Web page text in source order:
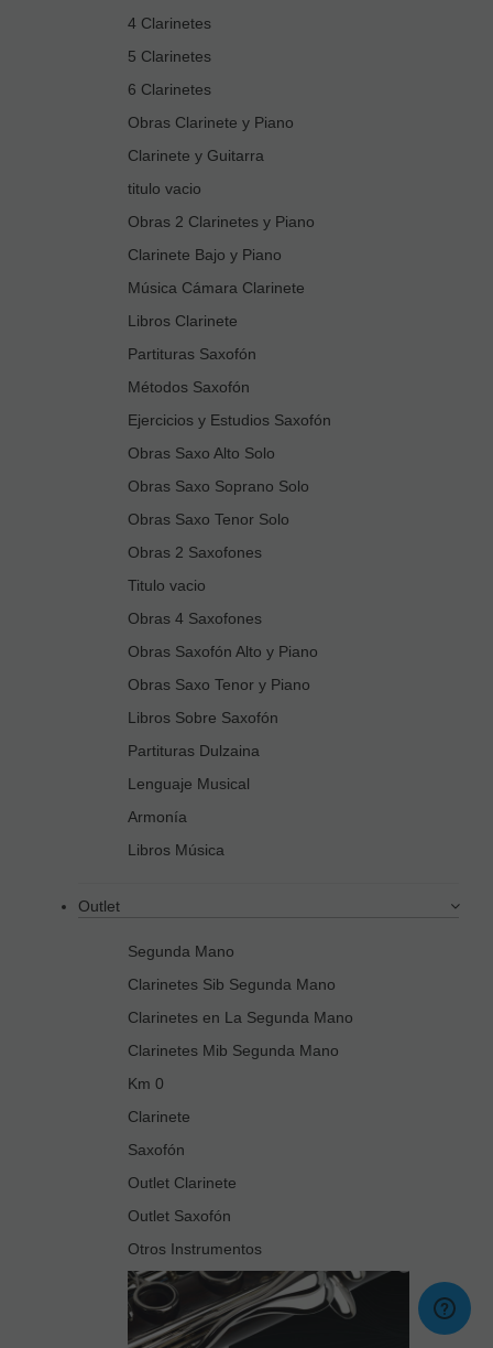
4 Clarinetes
5 Clarinetes
6 Clarinetes
Obras Clarinete y Piano
Clarinete y Guitarra
titulo vacio
Obras 2 Clarinetes y Piano
Clarinete Bajo y Piano
Música Cámara Clarinete
Libros Clarinete
Partituras Saxofón
Métodos Saxofón
Ejercicios y Estudios Saxofón
Obras Saxo Alto Solo
Obras Saxo Soprano Solo
Obras Saxo Tenor Solo
Obras 2 Saxofones
Titulo vacio
Obras 4 Saxofones
Obras Saxofón Alto y Piano
Obras Saxo Tenor y Piano
Libros Sobre Saxofón
Partituras Dulzaina
Lenguaje Musical
Armonía
Libros Música
Outlet
Segunda Mano
Clarinetes Sib Segunda Mano
Clarinetes en La Segunda Mano
Clarinetes Mib Segunda Mano
Km 0
Clarinete
Saxofón
Outlet Clarinete
Outlet Saxofón
Otros Instrumentos